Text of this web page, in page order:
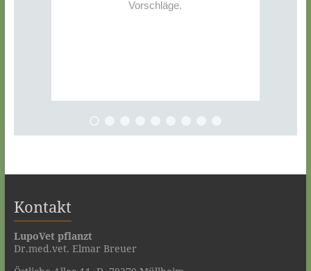
Vorschläge.
Kontakt
LupoVet pflanzt
Dr.med.vet. Elmar Breuer